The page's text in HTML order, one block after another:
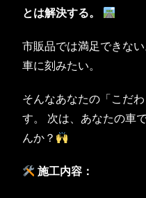
とは解決する。
市販品では満足できな
車に刻みたい。
そんなあなたの「こだ
す。 次は、あなたの車
んか？
施工内容：